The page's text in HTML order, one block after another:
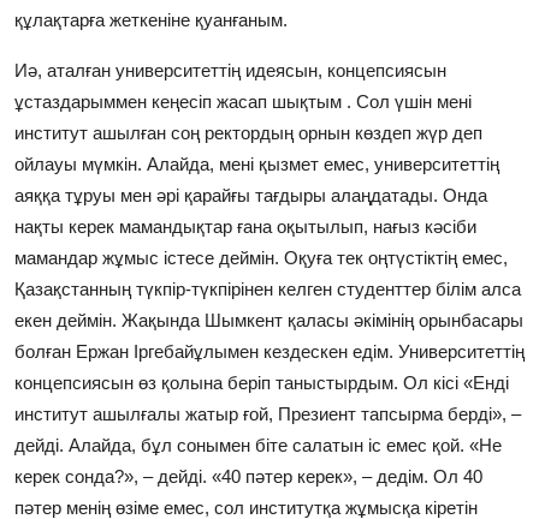
құлақтарға жеткеніне қуанғаным.
Иә, аталған университеттің идеясын, концепсиясын
ұстаздарыммен кеңесіп жасап шықтым . Сол үшін мені
институт ашылған соң ректордың орнын көздеп жүр деп
ойлауы мүмкін. Алайда, мені қызмет емес, университеттің
аяққа тұруы мен әрі қарайғы тағдыры алаңдатады. Онда
нақты керек мамандықтар ғана оқытылып, нағыз кәсіби
мамандар жұмыс істесе деймін. Оқуға тек оңтүстіктің емес,
Қазақстанның түкпір-түкпірінен келген студенттер білім алса
екен деймін. Жақында Шымкент қаласы әкімінің орынбасары
болған Ержан Іргебайұлымен кездескен едім. Университеттің
концепсиясын өз қолына беріп таныстырдым. Ол кісі «Енді
институт ашылғалы жатыр ғой, Презиент тапсырма берді», –
дейді. Алайда, бұл сонымен біте салатын іс емес қой. «Не
керек сонда?», – дейді. «40 пәтер керек», – дедім. Ол 40
пәтер менің өзіме емес, сол институтқа жұмысқа кіретін